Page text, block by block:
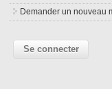
Demander un nouveau